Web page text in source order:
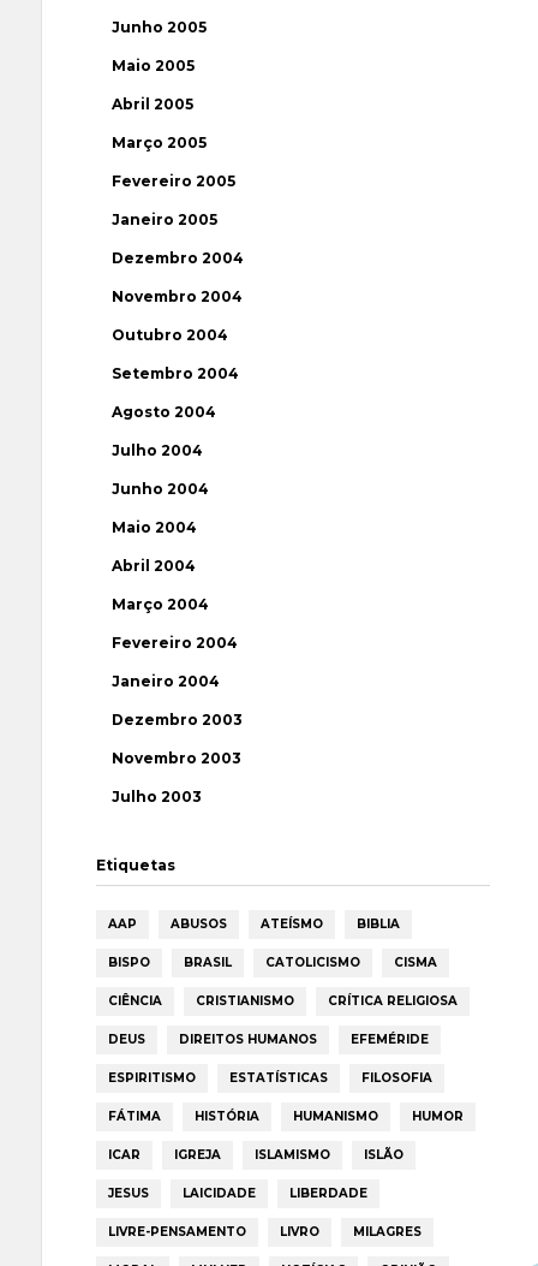
Junho 2005
Maio 2005
Abril 2005
Março 2005
Fevereiro 2005
Janeiro 2005
Dezembro 2004
Novembro 2004
Outubro 2004
Setembro 2004
Agosto 2004
Julho 2004
Junho 2004
Maio 2004
Abril 2004
Março 2004
Fevereiro 2004
Janeiro 2004
Dezembro 2003
Novembro 2003
Julho 2003
Etiquetas
AAP ABUSOS ATEÍSMO BIBLIA
BISPO BRASIL CATOLICISMO CISMA
CIÊNCIA CRISTIANISMO CRÍTICA RELIGIOSA
DEUS DIREITOS HUMANOS EFEMÉRIDE
ESPIRITISMO ESTATÍSTICAS FILOSOFIA
FÁTIMA HISTÓRIA HUMANISMO HUMOR
ICAR IGREJA ISLAMISMO ISLÃO
JESUS LAICIDADE LIBERDADE
LIVRE-PENSAMENTO LIVRO MILAGRES